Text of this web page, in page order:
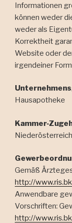
Informationen
können weder
weder als
Korrektheit
Website oder
irgendeiner
Hausapotheke
Kammer-
Niederösterreich
Gemäß
http://
Anwendbare
Vorschriften:
http://